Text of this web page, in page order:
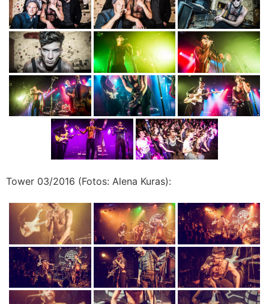
Tower 03/2016 (Fotos: Alena Kuras):